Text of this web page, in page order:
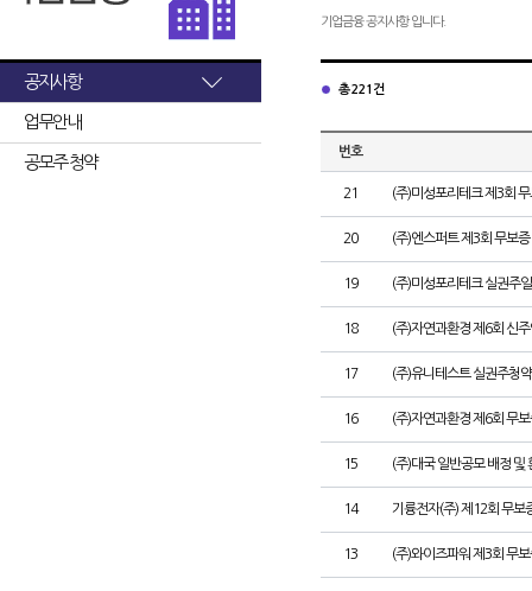
공지사항
업무안내
공모주 청약
기업금융 공지사항 입니다.
총 221건
번호
21 (주)미성포리테크 제3회
20 (주)엔스퍼트 제3회 무보
19 (주)미성포리테크 실권주
18 (주)자연과환경 제6회 신
17 (주)유니테스트 실권주청
16 (주)자연과환경 제6회 무
15 (주)대국 일반공모 배정 및
14 기륭전자(주) 제12회 무보
13 (주)와이즈파워 제3회 무